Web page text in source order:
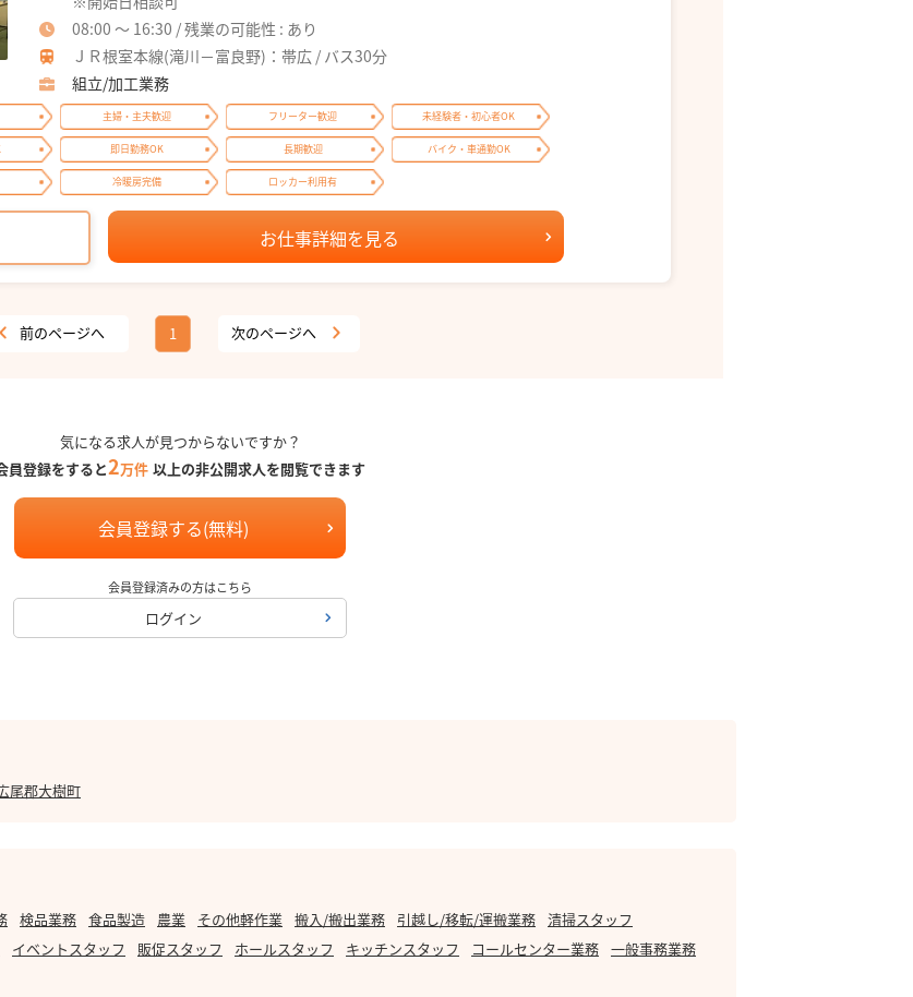
08:00 ～ 16:30 / 残業の可能性 : あり
ＪＲ根室本線(滝川－富良野)：帯広 / バス30分
組立/加工業務
主婦・主夫歓迎 フリーター歓迎 未経験者・初心者OK
即日勤務OK 長期歓迎 バイク・車通勤OK
冷暖房完備 ロッカー利用有
お仕事詳細を見る
前のページへ 1 次のページへ
気になる求人が見つからないですか？
員登録をすると2万件 以上の非公開求人を閲覧できます
会員登録する(無料)
会員登録済みの方はこちら
ログイン
尾郡大樹町
検品業務 食品製造 農業 その他軽作業 搬入/搬出業務 引越し/移転/運搬業務 清掃スタッフ
イベントスタッフ 販促スタッフ ホールスタッフ キッチンスタッフ コールセンター業務 一般事務業務